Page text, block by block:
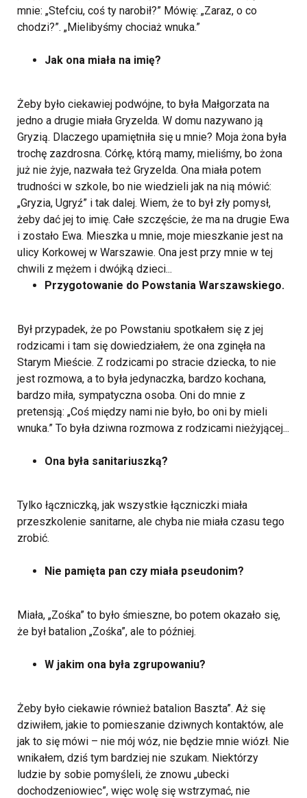
mnie: „Stefciu, coś ty narobił?” Mówię: „Zaraz, o co
chodzi?”. „Mielibyśmy chociaż wnuka.”
Jak ona miała na imię?
Żeby było ciekawiej podwójne, to była Małgorzata na
jedno a drugie miała Gryzelda. W domu nazywano ją
Gryzią. Dlaczego upamiętniła się u mnie? Moja żona była
trochę zazdrosna. Córkę, którą mamy, mieliśmy, bo żona
już nie żyje, nazwała też Gryzelda. Ona miała potem
trudności w szkole, bo nie wiedzieli jak na nią mówić:
„Gryzia, Ugryź” i tak dalej. Wiem, że to był zły pomysł,
żeby dać jej to imię. Całe szczęście, że ma na drugie Ewa
i zostało Ewa. Mieszka u mnie, moje mieszkanie jest na
ulicy Korkowej w Warszawie. Ona jest przy mnie w tej
chwili z mężem i dwójką dzieci...
Przygotowanie do Powstania Warszawskiego.
Był przypadek, że po Powstaniu spotkałem się z jej
rodzicami i tam się dowiedziałem, że ona zginęła na
Starym Mieście. Z rodzicami po stracie dziecka, to nie
jest rozmowa, a to była jedynaczka, bardzo kochana,
bardzo miła, sympatyczna osoba. Oni do mnie z
pretensją: „Coś między nami nie było, bo oni by mieli
wnuka.” To była dziwna rozmowa z rodzicami nieżyjącej...
Ona była sanitariuszką?
Tylko łączniczką, jak wszystkie łączniczki miała
przeszkolenie sanitarne, ale chyba nie miała czasu tego
zrobić.
Nie pamięta pan czy miała pseudonim?
Miała, „Zośka” to było śmieszne, bo potem okazało się,
że był batalion „Zośka”, ale to później.
W jakim ona była zgrupowaniu?
Żeby było ciekawie również batalion Baszta”. Aż się
dziwiłem, jakie to pomieszanie dziwnych kontaktów, ale
jak to się mówi – nie mój wóz, nie będzie mnie wiózł. Nie
wnikałem, dziś tym bardziej nie szukam. Niektórzy
ludzie by sobie pomyśleli, że znowu „ubecki
dochodzeniowiec”, więc wolę się wstrzymać, nie